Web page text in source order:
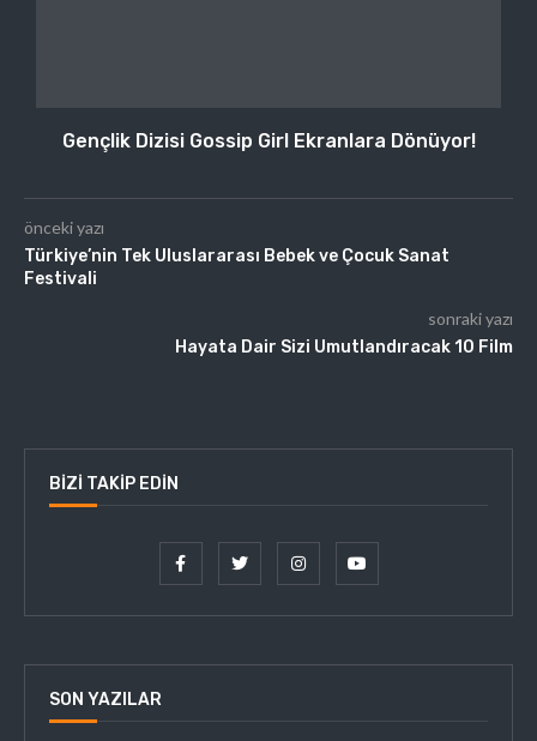
Gençlik Dizisi Gossip Girl Ekranlara Dönüyor!
önceki yazı
Türkiye’nin Tek Uluslararası Bebek ve Çocuk Sanat
Festivali
sonraki yazı
Hayata Dair Sizi Umutlandıracak 10 Film
BIZI TAKIP EDIN
SON YAZILAR